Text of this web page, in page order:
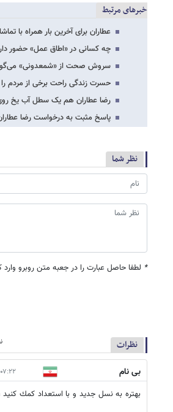
خبرهای مرتبط
عطاران برای آخرین بار همراه با
چه کسانی در «اطاق عمل» حضور
سروش صحت از «شمعدونی» می‌گوید:
حسرت زندگی راحت برخی از مردم را می‌خورم/«رد
رضا عطاران هم یک سطل آب یخ
پاسخ مثبت به درخواست رضا
نظر شما
* لطفا حاصل عبارت را در جعبه متن روبرو وارد
نظرات
بی نام ۰۷:۲۲ - ۱۳۹۳/۰۶/۰۸
بهتره به نسل جديد و با استعداد كمك